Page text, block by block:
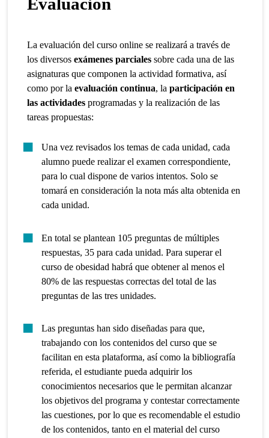
La evaluación del curso online se realizará a través de
los diversosexámenes parciales sobre cada una de las
asignaturas que componen la actividad formativa, así
como por laevaluación continua, laparticipación en
las actividades programadas y la realización de las
tareas propuestas:
Una vez revisados los temas de cada unidad, cada
alumno puede realizar el examen correspondiente,
para lo cual dispone de varios intentos. Solo se
tomará en consideración la nota más alta obtenida en
cada unidad.
En total se plantean 105 preguntas de múltiples
respuestas, 35 para cada unidad. Para superar el
curso de obesidad habrá que obtener al menos el
80% de las respuestas correctas del total de las
preguntas de las tres unidades.
Las preguntas han sido diseñadas para que,
trabajando con los contenidos del curso que se
facilitan en esta plataforma, así como la bibliografía
referida, el estudiante pueda adquirir los
conocimientos necesarios que le permitan alcanzar
los objetivos del programa y contestar correctamente
las cuestiones, por lo que es recomendable el estudio
de los contenidos, tanto en el material del curso